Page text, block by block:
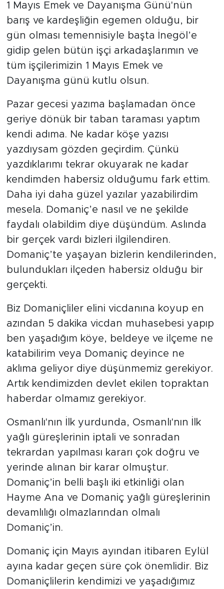
1 Mayıs Emek ve Dayanışma Günü'nün
barış ve kardeşliğin egemen olduğu, bir
gün olması temennisiyle başta İnegöl’e
gidip gelen bütün işçi arkadaşlarımın ve
tüm işçilerimizin 1 Mayıs Emek ve
Dayanışma günü kutlu olsun.
Pazar gecesi yazıma başlamadan önce
geriye dönük bir taban taraması yaptım
kendi adıma. Ne kadar köşe yazısı
yazdıysam gözden geçirdim. Çünkü
yazdıklarımı tekrar okuyarak ne kadar
kendimden habersiz olduğumu fark ettim.
Daha iyi daha güzel yazılar yazabilirdim
mesela. Domaniç’e nasıl ve ne şekilde
faydalı olabildim diye düşündüm. Aslında
bir gerçek vardı bizleri ilgilendiren.
Domaniç’te yaşayan bizlerin kendilerinden,
bulundukları ilçeden habersiz olduğu bir
gerçekti.
Biz Domaniçliler elini vicdanına koyup en
azından 5 dakika vicdan muhasebesi yapıp
ben yaşadığım köye, beldeye ve ilçeme ne
katabilirim veya Domaniç deyince ne
aklıma geliyor diye düşünmemiz gerekiyor.
Artık kendimizden devlet ekilen topraktan
haberdar olmamız gerekiyor.
Osmanlı'nın İlk yurdunda, Osmanlı'nın İlk
yağlı güreşlerinin iptali ve sonradan
tekrardan yapılması kararı çok doğru ve
yerinde alınan bir karar olmuştur.
Domaniç’in belli başlı iki etkinliği olan
Hayme Ana ve Domaniç yağlı güreşlerinin
devamlılığı olmazlarından olmalı
Domaniç’in.
Domaniç için Mayıs ayından itibaren Eylül
ayına kadar geçen süre çok önemlidir. Biz
Domaniçlilerin kendimizi ve yaşadığımız